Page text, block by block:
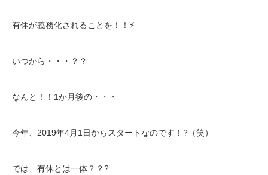
有休が義務化されることを！！⚡
いつから・・・？？
なんと！！1か月後の・・・
今年、2019年4月1日からスタートなのです！?（笑）
では、有休とは一体？？?